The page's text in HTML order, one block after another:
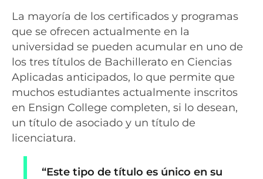
La mayoría de los certificados y programas
que se ofrecen actualmente en la
universidad se pueden acumular en uno de
los tres títulos de Bachillerato en Ciencias
Aplicadas anticipados, lo que permite que
muchos estudiantes actualmente inscritos
en Ensign College completen, si lo desean,
un título de asociado y un título de
licenciatura.
“Este tipo de título es único en su